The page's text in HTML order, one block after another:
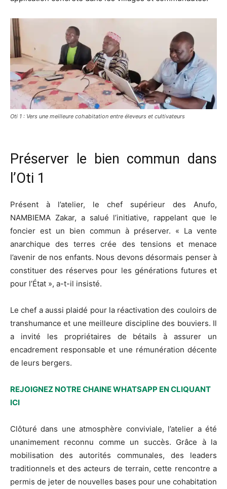
Oti 1 : Vers une meilleure cohabitation entre éleveurs et cultivateurs
Préserver le bien commun dans
l’Oti 1
Présent à l’atelier, le chef supérieur des Anufo,
NAMBIEMA Zakar, a salué l’initiative, rappelant que le
foncier est un bien commun à préserver. « La vente
anarchique des terres crée des tensions et menace
l’avenir de nos enfants. Nous devons désormais penser à
constituer des réserves pour les générations futures et
pour l’État », a-t-il insisté.
Le chef a aussi plaidé pour la réactivation des couloirs de
transhumance et une meilleure discipline des bouviers. Il
a invité les propriétaires de bétails à assurer un
encadrement responsable et une rémunération décente
de leurs bergers.
REJOIGNEZ NOTRE CHAINE WHATSAPP EN CLIQUANT
ICI
Clôturé dans une atmosphère conviviale, l’atelier a été
unanimement reconnu comme un succès. Grâce à la
mobilisation des autorités communales, des leaders
traditionnels et des acteurs de terrain, cette rencontre a
permis de jeter de nouvelles bases pour une cohabitation